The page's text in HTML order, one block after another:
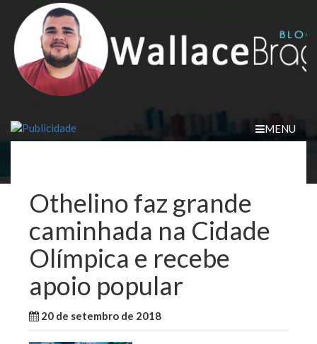
content
MENU
Othelino faz grande
caminhada na Cidade
Olímpica e recebe
apoio popular
20 de setembro de 2018